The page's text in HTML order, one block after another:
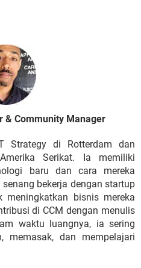
& Community Manager
Strategy di Rotterdam dan
Serikat. Ia memiliki
baru dan cara mereka
bekerja dengan startup
meningkatkan bisnis mereka
di CCM dengan menulis
waktu luangnya, ia sering
memasak, dan mempelajari